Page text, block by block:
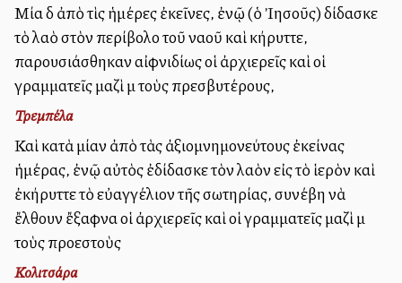
Μία δὲ ἀπὸ τὶς ἡμέρες ἐκεῖνες, ἐνῷ (ὁ Ἰησοῦς) δίδασκε
τὸ λαὸ στὸν περίβολο τοῦ ναοῦ καὶ κήρυττε,
παρουσιάσθηκαν αἰφνιδίως οἱ ἀρχιερεῖς καὶ οἱ
γραμματεῖς μαζὶ μὲ τοὺς πρεσβυτέρους,
Τρεμπέλα
Καὶ κατὰ μίαν ἀπὸ τὰς ἀξιομνημονεύτους ἐκείνας
ἡμέρας, ἐνῷ αὐτὸς ἐδίδασκε τὸν λαὸν εἰς τὸ ἱερὸν καὶ
ἐκήρυττε τὸ εὐαγγέλιον τῆς σωτηρίας, συνέβη νὰ
ἔλθουν ἔξαφνα οἱ ἀρχιερεῖς καὶ οἱ γραμματεῖς μαζὶ μὲ
τοὺς προεστοὺς
Κολιτσάρα